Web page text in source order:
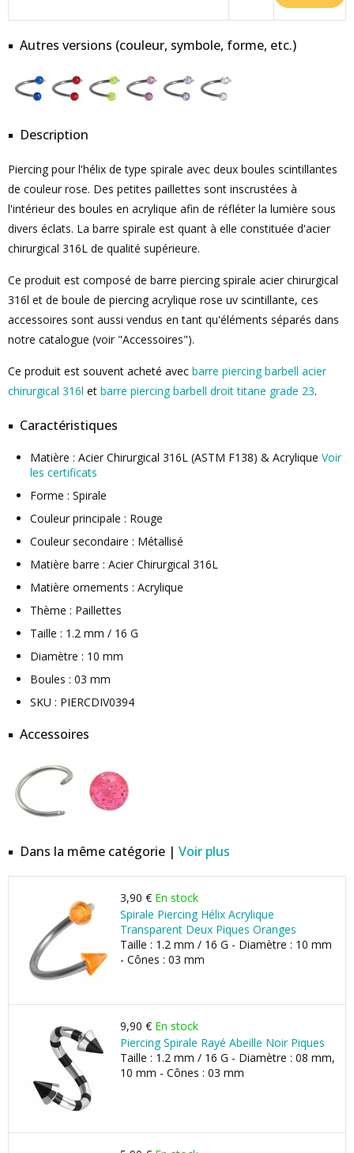
Autres versions (couleur, symbole, forme, etc.)
Description
Piercing pour l'hélix de type spirale avec deux boules scintillantes
de couleur rose. Des petites paillettes sont inscrustées à
l'intérieur des boules en acrylique afin de réfléter la lumière sous
divers éclats. La barre spirale est quant à elle constituée d'acier
chirurgical 316L de qualité supérieure.
Ce produit est composé de barre piercing spirale acier chirurgical
316l et de boule de piercing acrylique rose uv scintillante, ces
accessoires sont aussi vendus en tant qu'éléments séparés dans
notre catalogue (voir "Accessoires").
Ce produit est souvent acheté avec barre piercing barbell acier
chirurgical 316l et barre piercing barbell droit titane grade 23.
Caractéristiques
Matière : Acier Chirurgical 316L (ASTM F138) & Acrylique Voir
les certificats
Forme : Spirale
Couleur principale : Rouge
Couleur secondaire : Métallisé
Matière barre : Acier Chirurgical 316L
Matière ornements : Acrylique
Thème : Paillettes
Taille : 1.2 mm / 16 G
Diamètre : 10 mm
Boules : 03 mm
SKU : PIERCDIV0394
Accessoires
Dans la même catégorie | Voir plus
3,90 € En stock
Spirale Piercing Hélix Acrylique
Transparent Deux Piques Oranges
Taille : 1.2 mm / 16 G - Diamètre : 10 mm
- Cônes : 03 mm
9,90 € En stock
Piercing Spirale Rayé Abeille Noir Piques
Taille : 1.2 mm / 16 G - Diamètre : 08 mm,
10 mm - Cônes : 03 mm